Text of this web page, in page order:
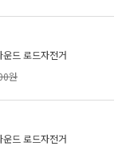
드 로드자전거
원
드 로드자전거